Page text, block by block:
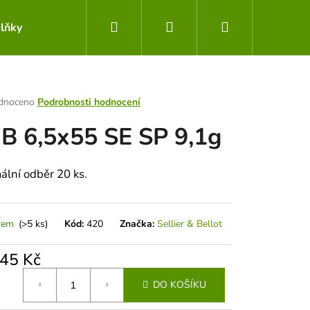
Obchodní podmínky Kontakty
Hledat PřihlášeníNákupní
Podrobnosti hodnocení
6,5x55 SE SP 9,1g
odběr 20 ks.
(>5 ks) Kód: 420 Značka: Sellier & Bellot
Kč
DO KOŠÍKU
Následující